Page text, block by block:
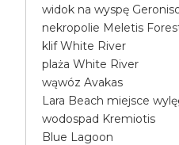
widok na wyspę
nekropolie Meletis
klif White River
plaża White River
wąwóz Avakas
Lara Beach miejsce
wodospad Kremiotis
Blue Lagoon